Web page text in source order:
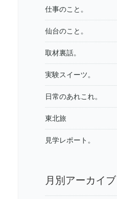
仕事のこと。
仙台のこと。
取材裏話。
実験スイーツ。
日常のあれこれ。
東北旅
見学レポート。
月別アーカイブ